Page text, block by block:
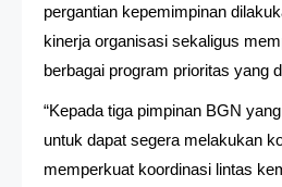
pergantian kepemimpinan
kinerja organisasi sekaligus
berbagai program prioritas yang
“Kepada tiga pimpinan BGN
untuk dapat segera melakukan
memperkuat koordinasi lintas